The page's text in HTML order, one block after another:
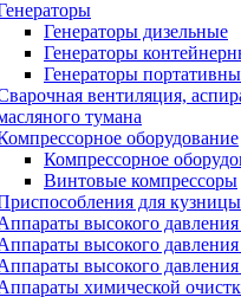
Генераторы дизельные
Генераторы
Генераторы
вентиляция,
тумана
оборудование
Компрессорное
Винтовые компрессоры
для кузницы
высокого
высокого
высокого
химической